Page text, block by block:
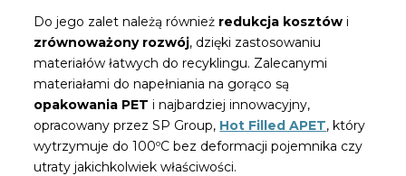
Do jego zalet należą również redukcja kosztów i
zrównoważony rozwój, dzięki zastosowaniu
materiałów łatwych do recyklingu. Zalecanymi
materiałami do napełniania na gorąco są
opakowania PET i najbardziej innowacyjny,
opracowany przez SP Group, Hot Filled APET, który
wytrzymuje do 100ºC bez deformacji pojemnika czy
utraty jakichkolwiek właściwości.